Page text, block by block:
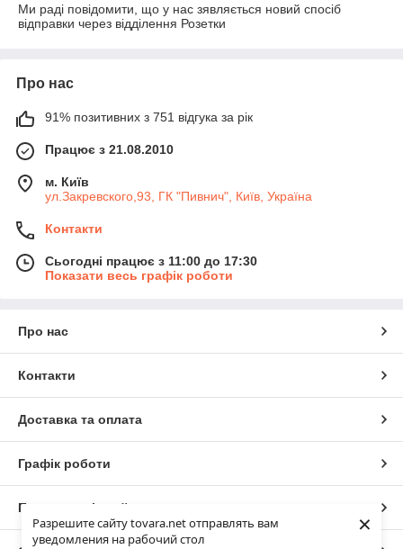
Разрешите сайту tovara.net отправлять вам
уведомления на рабочий стол
×
Ми раді повідомити, що у нас зявляється новий спосіб
відправки через відділення Розетки
Про нас
91% позитивних з 751 відгука за рік
Працює з 21.08.2010
м. Київ
ул.Закревского,93, ГК "Пивнич", Київ, Україна
Контакти
Сьогодні працює з 11:00 до 17:30
Показати весь графік роботи
Про нас
Контакти
Доставка та оплата
Графік роботи
Повна версія сайту